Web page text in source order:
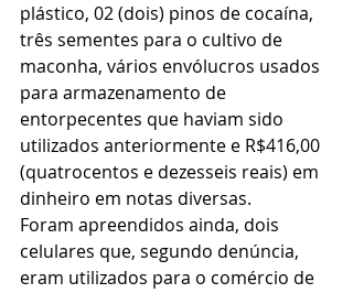
plástico, 02 (dois) pinos de cocaína,
três sementes para o cultivo de
maconha, vários envólucros usados
para armazenamento de
entorpecentes que haviam sido
utilizados anteriormente e R$416,00
(quatrocentos e dezesseis reais) em
dinheiro em notas diversas.
Foram apreendidos ainda, dois
celulares que, segundo denúncia,
eram utilizados para o comércio de